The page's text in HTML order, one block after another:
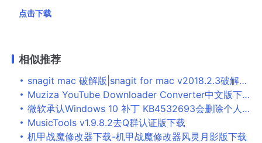
点击下载
相似推荐
snagit mac 破解版|snagit for mac v2018.2.3破解版 注册码key
Muziza YouTube Downloader Converter中文版下载_Muziza YouTube Downloader Converter(视频下载器) v7.11 最新版(暂未上线)
微软承认Windows 10 补丁 KB4532693会删除个人配置文件，并给出恢复方案
MusicTools v1.9.8.2去Q群认证版下载
机甲战魔修改器下载-机甲战魔修改器风灵月影版下载